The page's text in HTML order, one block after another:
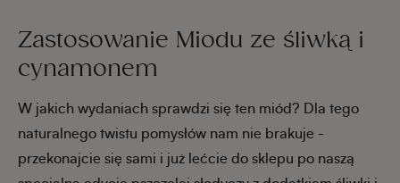
Zastosowanie Miodu ze śliwką i
cynamonem
W jakich wydaniach sprawdzi się ten miód? Dla tego
naturalnego twistu pomysłów nam nie brakuje -
przekonajcie się sami i już lećcie do sklepu po naszą